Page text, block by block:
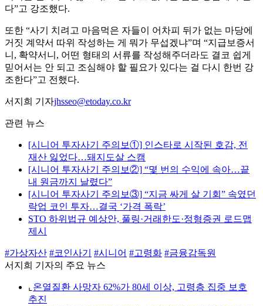
다”고 강조했다.
또한 “사기 치려고 마음먹은 자들이 어차피 뒤가 없는 마당에
거짓 계약서 따위 작성하는 게 뭐가 무섭겠냐”며 “지급보증서
니, 확약서니, 어떤 형태의 서류를 작성해주더라도 결코 쉽게
믿어서는 안 되고 조심해야 할 필요가 있다는 걸 다시 한번 강
조한다”고 전했다.
서지희 기자jhsseo@etoday.co.kr
관련 뉴스
[시니어 투자사기 주의보①] 인스타로 시작된 호감, 전
재산 잃었다…돼지도살 스캠
[시니어 투자사기 주의보②] “몇 번의 수익에 속아…끝
내 원금까지 날렸다”
[시니어 투자사기 주의보③] “지금 싸게 살 기회” 속였던
락업 코인 투자…결국 ‘가격 폭락’
STO 하위법규 예상안, 풀링·거래한도·정형증권 로드맵
제시
#가상자산 #코인사기 #시니어 #고령화 #금융감독원
서지희 기자의 주요 뉴스
⌞ 온열질환 사망자 62%가 80세 이상, 고령층 집중 보호
추진